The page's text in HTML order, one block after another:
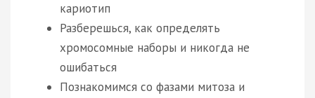
кариотип
Разберешься, как определять
хромосомные наборы и никогда не
ошибаться
Познакомимся со фазами митоза и